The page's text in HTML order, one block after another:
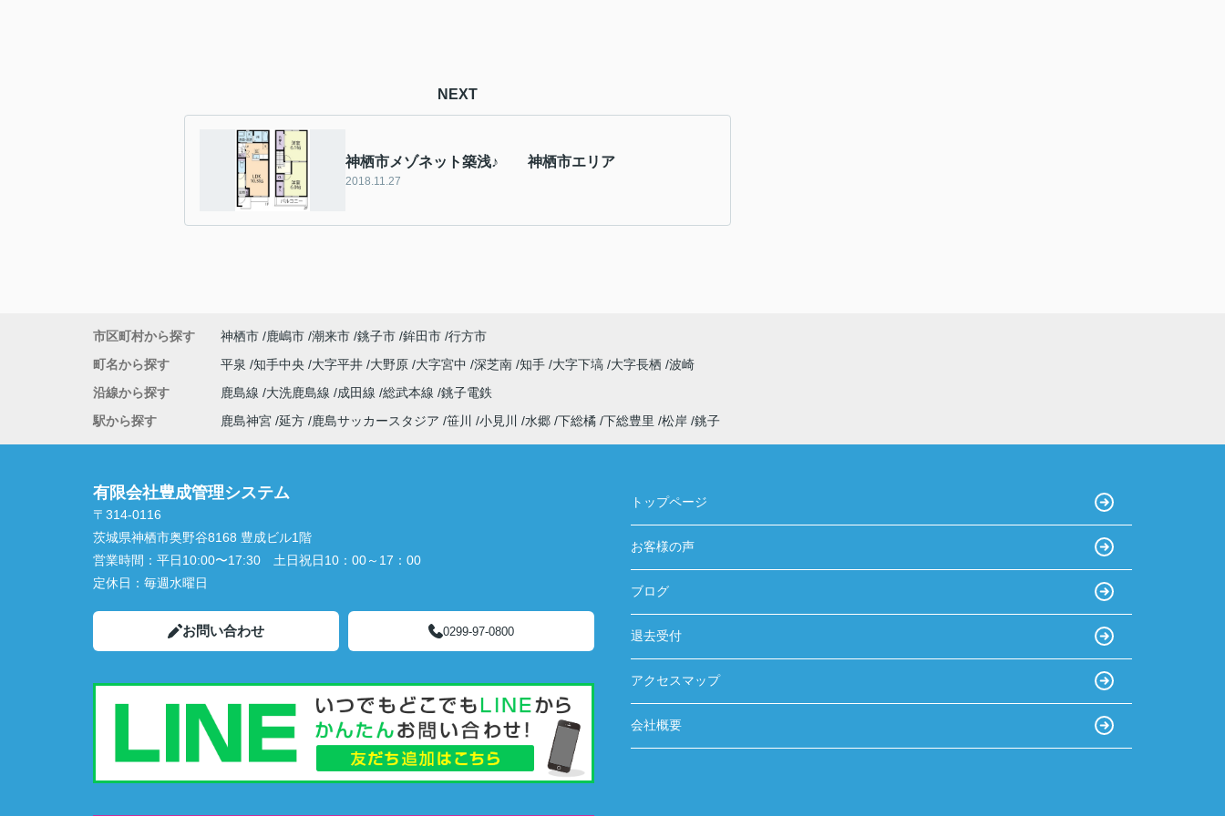
NEXT
神栖市メゾネット築浅♪ 神栖市エリア
2018.11.27
市区町村から探す 神栖市 鹿嶋市 潮来市 銚子市 鉾田市 行方市
町名から探す
平泉 知手中央 大字平井 大野原 大字宮中 深芝南 知手 大字下塙 大字長栖 波崎
沿線から探す
鹿島線 大洗鹿島線 成田線 総武本線 銚子電鉄
駅から探す
鹿島神宮 延方 鹿島サッカースタジア 笹川 小見川 水郷 下総橘 下総豊里 松岸 銚子
有限会社豊成管理システム
〒314-0116
茨城県神栖市奥野谷8168 豊成ビル1階
営業時間： 平日10:00〜17:30 土日祝日10：00～17：00
定休日： 毎週水曜日
お問い合わせ 0299-97-0800
トップページ
お客様の声
ブログ
退去受付
アクセスマップ
会社概要